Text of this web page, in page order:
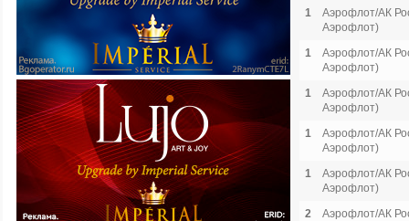
1
Аэрофлот/АК
Аэрофлот)
1
Аэрофлот/АК
Аэрофлот)
1
Аэрофлот/АК
Аэрофлот)
1
Аэрофлот/АК
Аэрофлот)
1
Аэрофлот/АК
Аэрофлот)
2
Аэрофлот/АК